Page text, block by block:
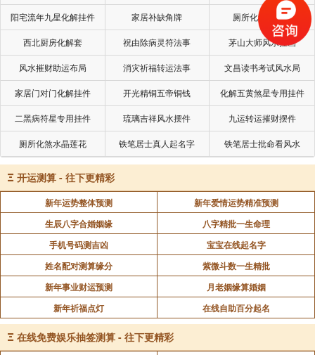
7.测出行✈️
行程易变更，可能去而复返
旅途中小插曲较多
建议预留灵活时间
四、遇到反吟局怎么办？
✅要主动，不要等待
反吟局“利客不利主”，越是主动的人越容易抓住
✅要灵活，不要固执
计划易变，提前准备B方案，随机应变。
✅要快节奏，不要拖延
事情发展加速，决策和行动都要比平时更快。
✅要预防反复，不要大意
阳宅流年九星化解挂件 家居补缺角牌 厕所化秽气煞套
西北厨房化解套 祝由除病灵符法事 茅山大师风水挂画
风水摧财助运布局 消灾祈福转运法事 文昌读书考试风水局
家居门对门化解挂件 开光精铜五帝铜钱 化解五黄煞星专用挂件
二黑病符星专用挂件 琉璃吉祥风水摆件 九运转运摧财摆件
厕所化煞水晶莲花 铁笔居士真人起名字 铁笔居士批命看风水
Ξ 开运测算 - 往下更精彩
新年运势整体预测
新年爱情运势精准预测
生辰八字合婚姻缘
八字精批一生命理
手机号码测吉凶
宝宝在线起名字
姓名配对测算缘分
紫微斗数一生精批
新年事业财运预测
月老姻缘算婚姻
新年祈福点灯
在线自助百分起名
Ξ 在线免费娱乐抽签测算 - 往下更精彩